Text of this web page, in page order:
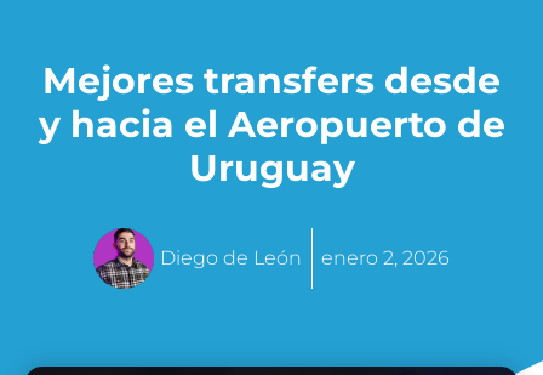
Mejores transfers desde
y hacia el Aeropuerto de
Uruguay
Diego de León enero 2, 2026